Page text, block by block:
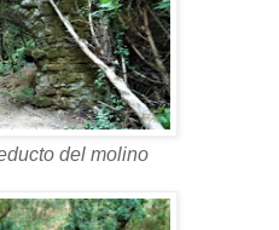
del molino